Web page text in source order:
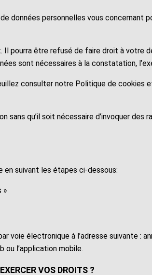
données personnelles vous concernant
Il pourra être refusé de faire droit à votre
sont nécessaires à la constatation,
consulter notre Politique de cookies
qu’il soit nécessaire d’invoquer des
en suivant les étapes ci-dessous:
»
voie électronique à l’adresse suivante :
l’application mobile.
VOS DROITS ?